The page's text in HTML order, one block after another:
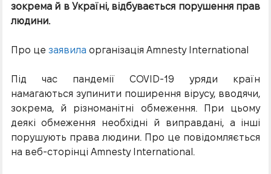
зокрема й в Україні, відбувається порушення прав
людини.
Про це заявила організація Amnesty International
Під час пандемії COVID-19 уряди країн
намагаються зупинити поширення вірусу, вводячи,
зокрема, й різноманітні обмеження. При цьому
деякі обмеження необхідні й виправдані, а інші
порушують права людини. Про це повідомляється
на веб-сторінці Amnesty International.